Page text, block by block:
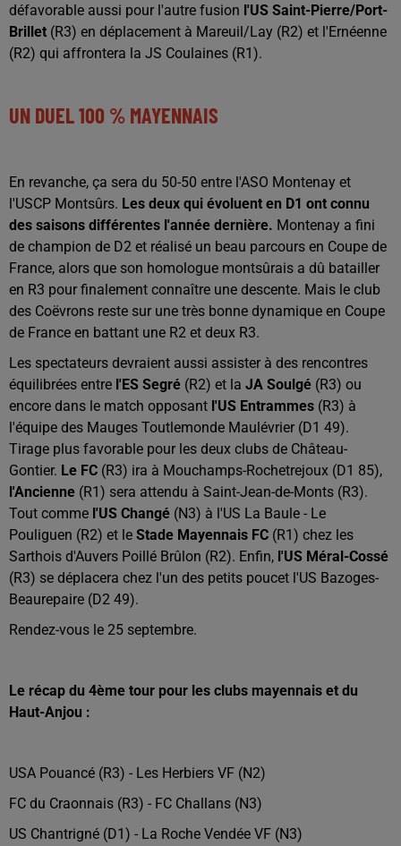
défavorable aussi pour l'autre fusion l'US Saint-Pierre/Port-
Brillet (R3) en déplacement à Mareuil/Lay (R2) et l'Ernéenne
(R2) qui affrontera la JS Coulaines (R1).
UN DUEL 100 % MAYENNAIS
En revanche, ça sera du 50-50 entre l'ASO Montenay et
l'USCP Montsûrs. Les deux qui évoluent en D1 ont connu
des saisons différentes l'année dernière. Montenay a fini
de champion de D2 et réalisé un beau parcours en Coupe de
France, alors que son homologue montsûrais a dû batailler
en R3 pour finalement connaître une descente. Mais le club
des Coëvrons reste sur une très bonne dynamique en Coupe
de France en battant une R2 et deux R3.
Les spectateurs devraient aussi assister à des rencontres
équilibrées entre l'ES Segré (R2) et la JA Soulgé (R3) ou
encore dans le match opposant l'US Entrammes (R3) à
l'équipe des Mauges Toutlemonde Maulévrier (D1 49).
Tirage plus favorable pour les deux clubs de Château-
Gontier. Le FC (R3) ira à Mouchamps-Rochetrejoux (D1 85),
l'Ancienne (R1) sera attendu à Saint-Jean-de-Monts (R3).
Tout comme l'US Changé (N3) à l'US La Baule - Le
Pouliguen (R2) et le Stade Mayennais FC (R1) chez les
Sarthois d'Auvers Poillé Brûlon (R2). Enfin, l'US Méral-Cossé
(R3) se déplacera chez l'un des petits poucet l'US Bazoges-
Beaurepaire (D2 49).
Rendez-vous le 25 septembre.
Le récap du 4ème tour pour les clubs mayennais et du
Haut-Anjou :
USA Pouancé (R3) - Les Herbiers VF (N2)
FC du Craonnais (R3) - FC Challans (N3)
US Chantrigné (D1) - La Roche Vendée VF (N3)